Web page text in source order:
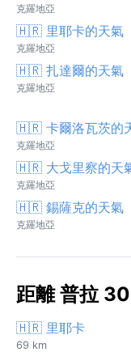
克羅地亞
🇭🇷 里耶卡的天氣
克羅地亞
🇭🇷 扎達爾的天氣
克羅地亞
🇭🇷 卡爾洛瓦茨的
克羅地亞
🇭🇷 大戈里察的天
克羅地亞
🇭🇷 錫薩克的天氣
克羅地亞
距離 普拉
🇭🇷 里耶卡
69 km